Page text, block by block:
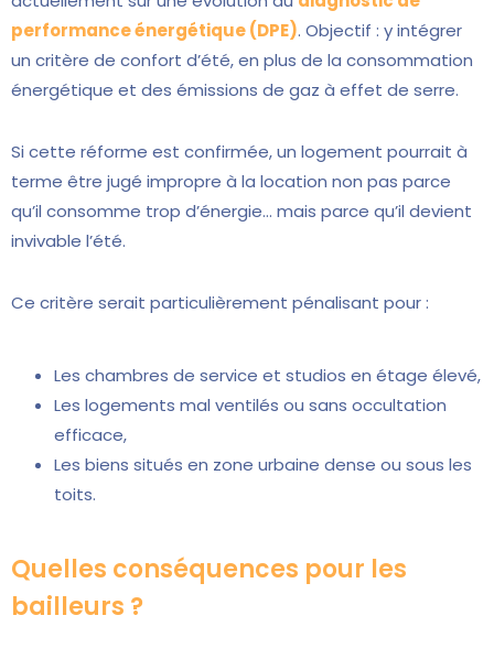
performance énergétique (DPE). Objectif : y intégrer
un critère de confort d’été, en plus de la consommation
énergétique et des émissions de gaz à effet de serre.
Si cette réforme est confirmée, un logement pourrait à
terme être jugé impropre à la location non pas parce
qu’il consomme trop d’énergie… mais parce qu’il devient
invivable l’été.
Ce critère serait particulièrement pénalisant pour :
Les chambres de service et studios en étage élevé,
Les logements mal ventilés ou sans occultation
efficace,
Les biens situés en zone urbaine dense ou sous les
toits.
Quelles conséquences pour les
bailleurs ?